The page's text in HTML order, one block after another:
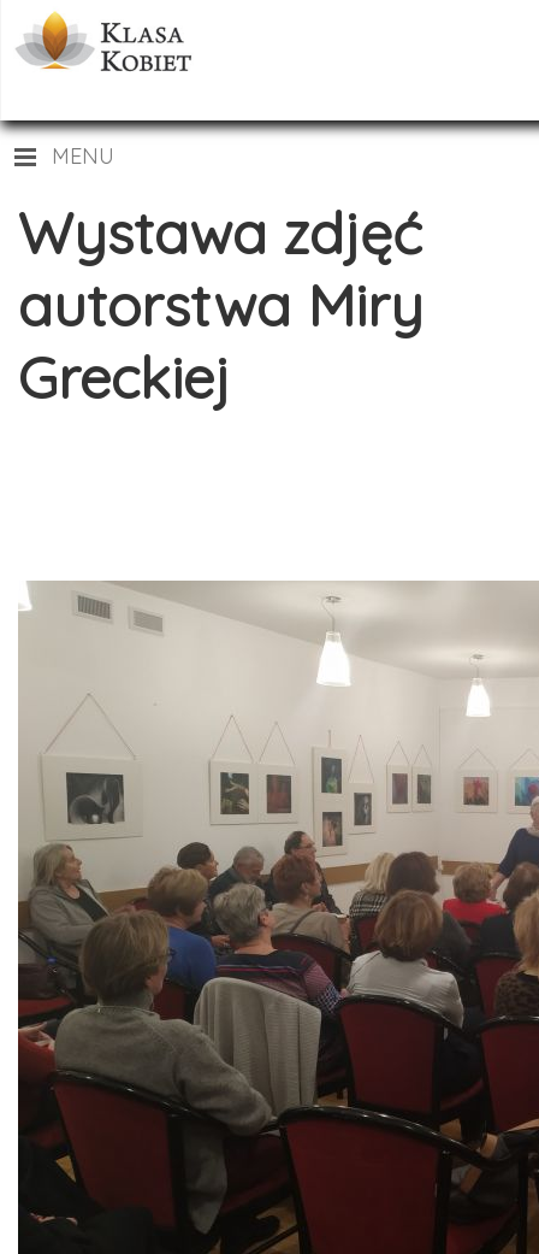
MENU
Wystawa zdjęć
autorstwa Miry
Greckiej